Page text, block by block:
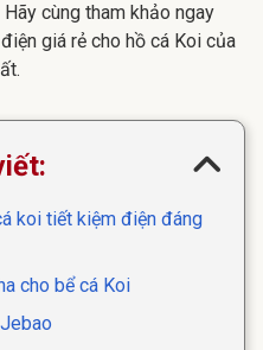
cùng tham khảo ngay
giá rẻ cho hồ cá Koi của
koi tiết kiệm điện đáng
cho bể cá Koi